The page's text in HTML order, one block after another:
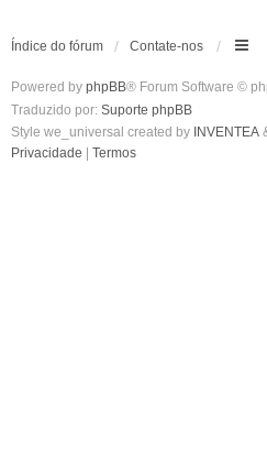
Índice do fórum Contate-nos
Powered by phpBB® Forum Software ©
Traduzido por: Suporte phpBB
Style we_universal created by INVENTEA
Privacidade
Termos